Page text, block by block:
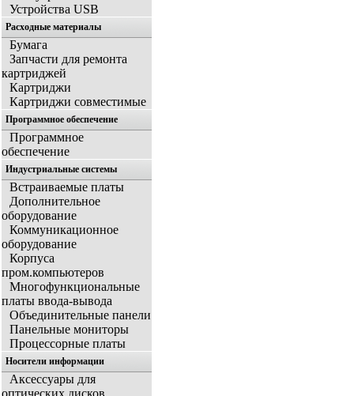
Устройства USB
Расходные материалы
Бумага
Запчасти для ремонта
картриджей
Картриджи
Картриджи совместимые
Программное обеспечение
Программное
обеспечение
Индустриальные системы
Встраиваемые платы
Дополнительное
оборудование
Коммуникационное
оборудование
Корпуса
пром.компьютеров
Многофункциональные
платы ввода-вывода
Объединительные панели
Панельные мониторы
Процессорные платы
Носители информации
Аксессуары для